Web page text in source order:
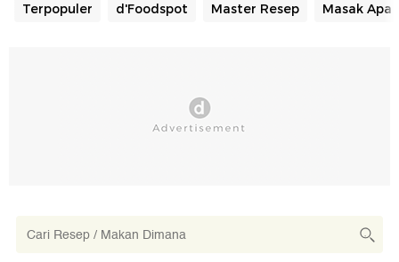
Terpopuler d'Foodspot Master Resep Masak Apa